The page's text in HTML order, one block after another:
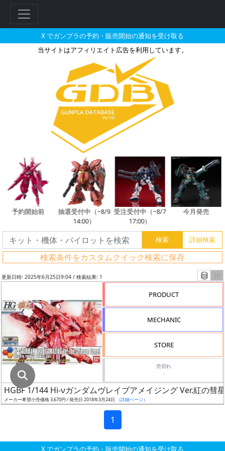
X でガンプラの予約・販売開始の通知を受け取る
当サイトはアフィリエイト広告を利用しています。
HGBF 1/144 Hi-νガンダムヴレイ
予約開始前
抽選受付中（~8/9
14:00）
受注受付中（~8/7
17:00）
今月発売
検索条件をカスタムクイック検索に保存
索
グ
レ
ス
ー
ル
成
形
更新日時: 2025年6月25日9:04 / 検索結果: 1
PRODUCT
MECHANIC
STORE
売切れ
-
HGBF 1/144 Hi-νガンダムヴレイブアメイジング Ver.紅の彗星
メーカー希望小売価格 3,670円 / 発売日 2018年3月24日 （詳細ページ）
1
X でガンプラの予約・販売開始の通知を受け取る